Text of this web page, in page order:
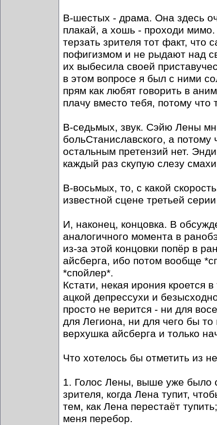
В-шестых - драма. Она здесь
плакай, а хошь - проходи
терзать зрителя тот факт,
пофигизмом и не рыдают над
их выбесила своей
в этом вопросе я был с ними
прям как любят говорить в
плачу вместо тебя, потому
В-седьмых, звук. Сэйю Лены
больСтаниславского, а
остальным претензий нет.
каждый раз скупую слезу
В-восьмых, то, с какой
известной сцене третьей
И, наконец, концовка. В
аналогичного момента в
из-за этой концовки попёр в
айсберга, ибо потом вообще
*спойлер*.
Кстати, некая ирония кроется
ацкой депрессухи и
просто не верится - ни для
для Легиона, ни для чего бы
верхушка айсберга и только
Что хотелось бы отметить из
1. Голос Лены, выше уже было
зрителя, когда Лена тупит,
тем, как Лена перестаёт
меня перебор.